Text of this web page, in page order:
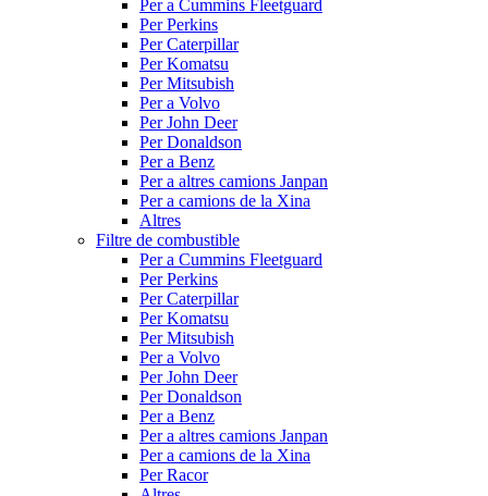
Per a Cummins Fleetguard
Per Perkins
Per Caterpillar
Per Komatsu
Per Mitsubish
Per a Volvo
Per John Deer
Per Donaldson
Per a Benz
Per a altres camions Janpan
Per a camions de la Xina
Altres
Filtre de combustible
Per a Cummins Fleetguard
Per Perkins
Per Caterpillar
Per Komatsu
Per Mitsubish
Per a Volvo
Per John Deer
Per Donaldson
Per a Benz
Per a altres camions Janpan
Per a camions de la Xina
Per Racor